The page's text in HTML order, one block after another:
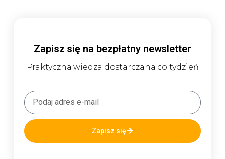
Zapisz się na bezpłatny newsletter
Praktyczna wiedza dostarczana co tydzień
Zapisz się